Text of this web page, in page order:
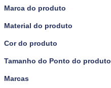
Marca do produto
Material do produto
Cor do produto
Tamanho do Ponto do produto
Marcas